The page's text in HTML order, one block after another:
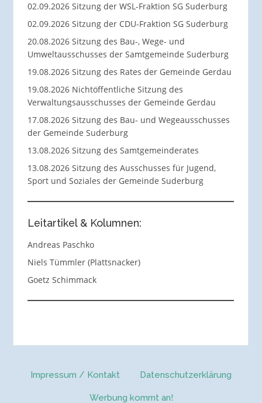
02.09.2026 Sitzung der WSL-Fraktion SG Suderburg
02.09.2026 Sitzung der CDU-Fraktion SG Suderburg
20.08.2026 Sitzung des Bau-, Wege- und
Umweltausschusses der Samtgemeinde Suderburg
19.08.2026 Sitzung des Rates der Gemeinde Gerdau
19.08.2026 Nichtöffentliche Sitzung des
Verwaltungsausschusses der Gemeinde Gerdau
17.08.2026 Sitzung des Bau- und Wegeausschusses
der Gemeinde Suderburg
13.08.2026 Sitzung des Samtgemeinderates
13.08.2026 Sitzung des Ausschusses für Jugend,
Sport und Soziales der Gemeinde Suderburg
Leitartikel & Kolumnen:
Andreas Paschko
Niels Tümmler (Plattsnacker)
Goetz Schimmack
Impressum / Kontakt Datenschutzerklärung
Werbung kommt an!